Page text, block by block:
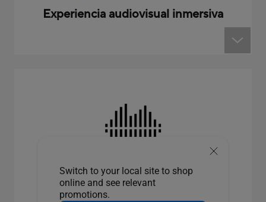
Switch to your local site to shop
online and see relevant
promotions.
Experiencia audiovisual inmersiva
Amplificación